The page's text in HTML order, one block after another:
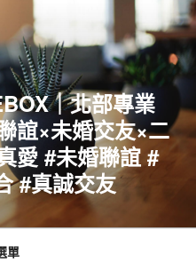
｜北部專業
誼×未婚交友×二
愛 #未婚聯誼 #
#真誠交友
單